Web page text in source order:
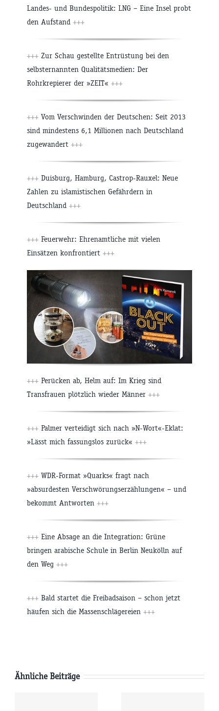
Landes- und Bundespolitik: LNG – Eine Insel probt
den Aufstand +++
+++ Zur Schau gestellte Entrüstung bei den
selbsternannten Qualitätsmedien: Der
Rohrkrepierer der »ZEIT« +++
+++ Vom Verschwinden der Deutschen: Seit 2013
sind mindestens 6,1 Millionen nach Deutschland
zugewandert +++
+++ Duisburg, Hamburg, Castrop-Rauxel: Neue
Zahlen zu islamistischen Gefährdern in
Deutschland +++
+++ Feuerwehr: Ehrenamtliche mit vielen
Einsätzen konfrontiert +++
+++ Perücken ab, Helm auf: Im Krieg sind
Transfrauen plötzlich wieder Männer +++
+++ Palmer verteidigt sich nach »N-Wort«-Eklat:
»Lässt mich fassungslos zurück« +++
+++ WDR-Format »Quarks« fragt nach
»absurdesten Verschwörungserzählungen« – und
bekommt Antworten +++
+++ Eine Absage an die Integration: Grüne
bringen arabische Schule in Berlin Neukölln auf
den Weg +++
+++ Bald startet die Freibadsaison – schon jetzt
häufen sich die Massenschlägereien +++
Ähnliche Beiträge